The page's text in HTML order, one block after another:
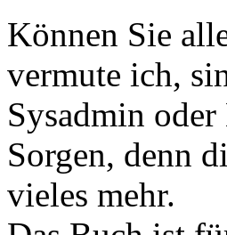
Können Sie
vermute ich,
Sysadmin
Sorgen, denn
vieles mehr.